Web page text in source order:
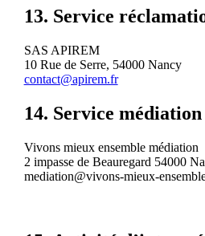
13. Service
SAS APIREM
10 Rue de Serre, 54000 Nancy
contact@apirem.fr
14. Service médiation
Vivons mieux ensemble médiation
2 impasse de Beauregard 54000
mediation@vivons-mieux-